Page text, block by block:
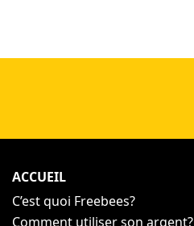
ACCUEIL
C’est quoi Freebees?
Comment utiliser son argent?